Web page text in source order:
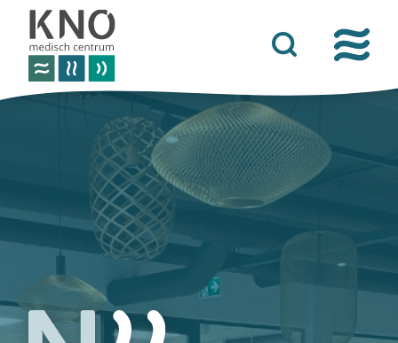
over het knomc
praktische informatie
nieuws
vacatures
afspraken
contact